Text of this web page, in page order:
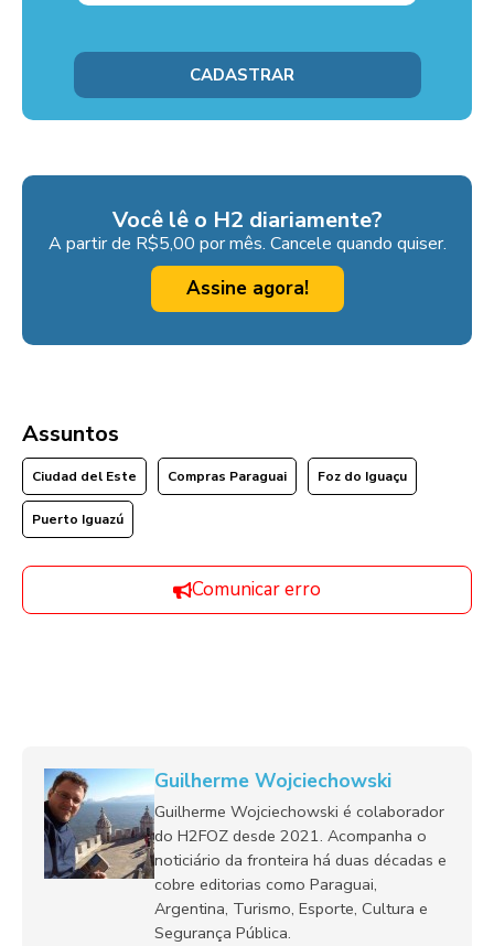
Você lê o H2 diariamente?
A partir de R$5,00 por mês. Cancele quando quiser.
Assine agora!
Assuntos
Ciudad del Este Compras Paraguai Foz do Iguaçu
Puerto Iguazú
Comunicar erro
Guilherme Wojciechowski
Guilherme Wojciechowski é colaborador
do H2FOZ desde 2021. Acompanha o
noticiário da fronteira há duas décadas e
cobre editorias como Paraguai,
Argentina, Turismo, Esporte, Cultura e
Segurança Pública.